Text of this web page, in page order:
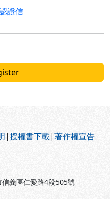
證信
|授權書下載|著作權宣告
義區仁愛路4段505號